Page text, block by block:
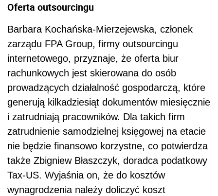
Oferta outsourcingu
Barbara Kochańska-Mierzejewska, członek
zarządu FPA Group, firmy outsourcingu
internetowego, przyznaje, że oferta biur
rachunkowych jest skierowana do osób
prowadzących działalność gospodarczą, które
generują kilkadziesiąt dokumentów miesięcznie
i zatrudniają pracowników. Dla takich firm
zatrudnienie samodzielnej księgowej na etacie
nie będzie finansowo korzystne, co potwierdza
także Zbigniew Błaszczyk, doradca podatkowy
Tax-US. Wyjaśnia on, że do kosztów
wynagrodzenia należy doliczyć koszt